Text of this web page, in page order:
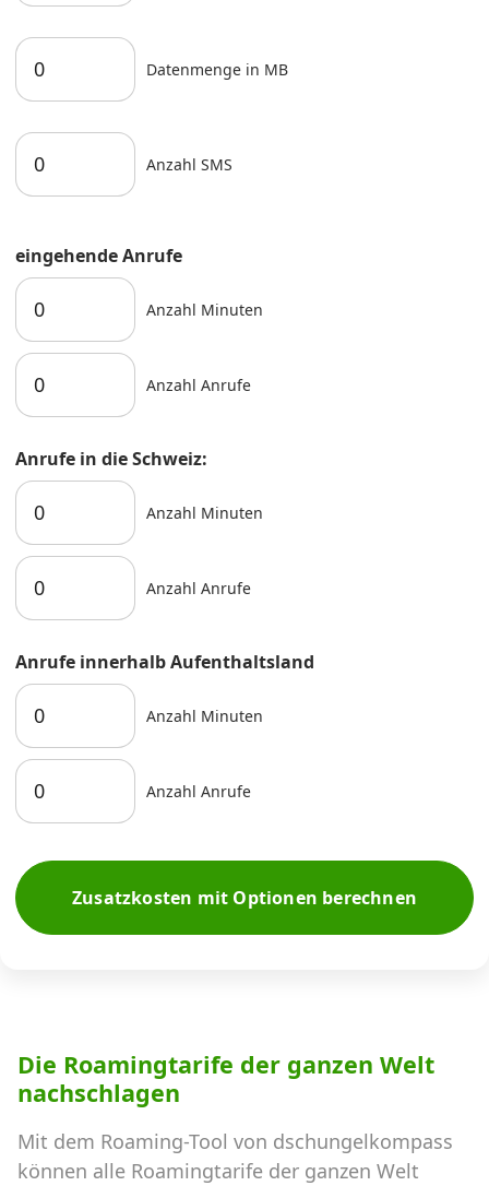
Datenmenge in MB
Anzahl SMS
eingehende Anrufe
Anzahl Minuten
Anzahl Anrufe
Anrufe in die Schweiz:
Anzahl Minuten
Anzahl Anrufe
Anrufe innerhalb Aufenthaltsland
Anzahl Minuten
Anzahl Anrufe
Zusatzkosten mit Optionen berechnen
Die Roamingtarife der ganzen Welt
nachschlagen
Mit dem Roaming-Tool von dschungelkompass
können alle Roamingtarife der ganzen Welt